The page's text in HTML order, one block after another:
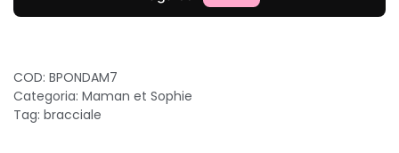
acquamarina
COD: BPONDAM7
Categoria: Maman et Sophie
Tag: bracciale